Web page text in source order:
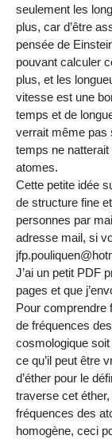
seulement les
plus, car d’être
pensée de
pouvant calculer
plus, et les
vitesse est une
temps et de
verrait même pas
temps ne
atomes.
Cette petite idée
de structure fine
personnes par
adresse mail, si
J’ai un petit PDF
pages et que
Pour comprendre
de fréquences
cosmologique
ce qu’il peut être
d’éther pour le
traverse cet
fréquences des
homogène, ceci